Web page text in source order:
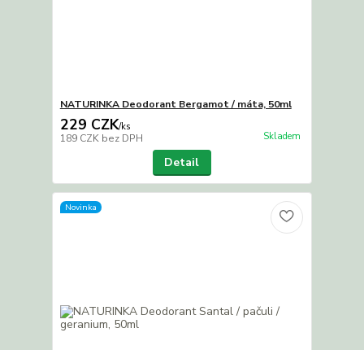
NATURINKA Deodorant Bergamot / máta, 50ml
229 CZK/ks
189 CZK bez DPH Skladem
Detail
Novinka